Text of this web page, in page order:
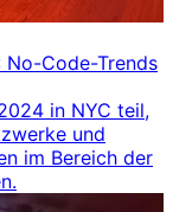
Code-Trends
in NYC teil,
und
im Bereich der